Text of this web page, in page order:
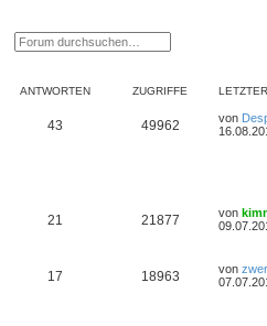
Erweiterte Suche
ANTWORTEN ZUGRIFFE
43 49962 von
21 21877 von
17 18963 von